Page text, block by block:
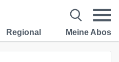
Regional Meine Abos